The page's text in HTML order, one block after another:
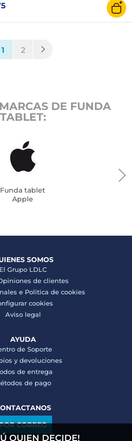
1 (current)
2
DE FUNDA
TABLET:
Funda tablet
Apple
SOMOS
El Grupo LDLC
de clientes
e Politica de cookies
cookies
Aviso legal
AYUDA
de Soporte
y devoluciones
de entrega
de pago
CORREO
QUIEN DECIDE!